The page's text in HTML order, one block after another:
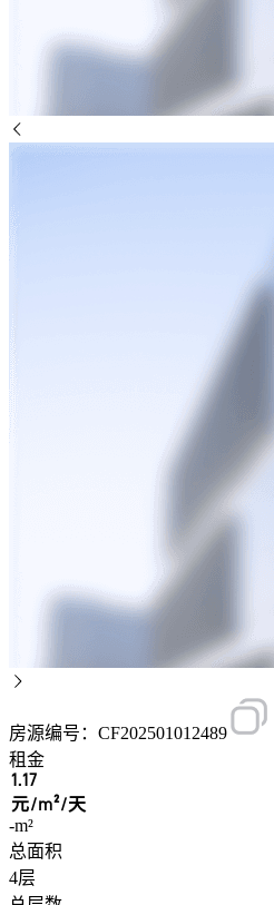
房源编号：CF202501012489
租金
1.17
元/m²/天
-m²
总面积
4层